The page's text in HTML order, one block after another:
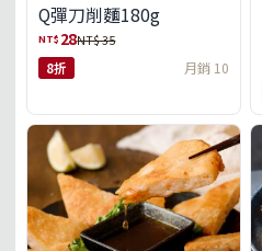
Q彈刀削麵180g
NT$ 28NT$ 35
8折 月銷 10